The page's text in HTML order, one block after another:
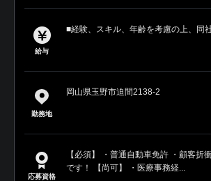
給与
■経験、スキル、年齢を考慮の上、同
勤務地
岡山県玉野市迫間2138-2
応募資格
【必須】 ・普通自動車免許 ・顧客折
です！ 【尚可】 ・医療事務経...